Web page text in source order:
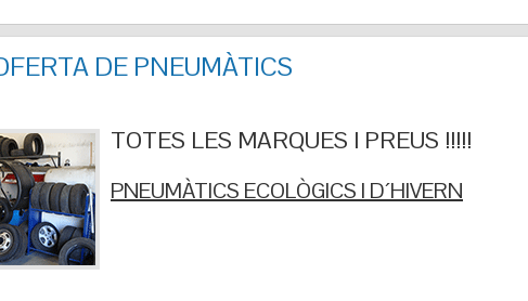
DE PNEUMÀTICS
TOTES LES MARQUES I PREUS !!!!!
PNEUMÀTICS ECOLÒGICS I D´HIVERN